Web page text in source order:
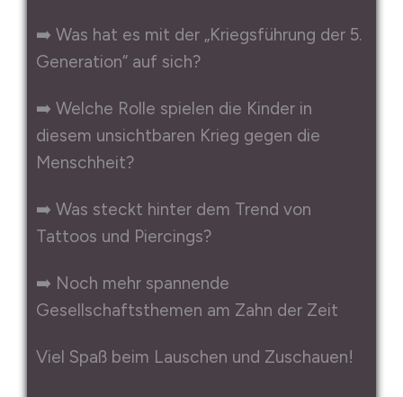
➡️ Was hat es mit der „Kriegsführung der 5.
Generation“ auf sich?
➡️ Welche Rolle spielen die Kinder in
diesem unsichtbaren Krieg gegen die
Menschheit?
➡️ Was steckt hinter dem Trend von
Tattoos und Piercings?
➡️ Noch mehr spannende
Gesellschaftsthemen am Zahn der Zeit
Viel Spaß beim Lauschen und Zuschauen!